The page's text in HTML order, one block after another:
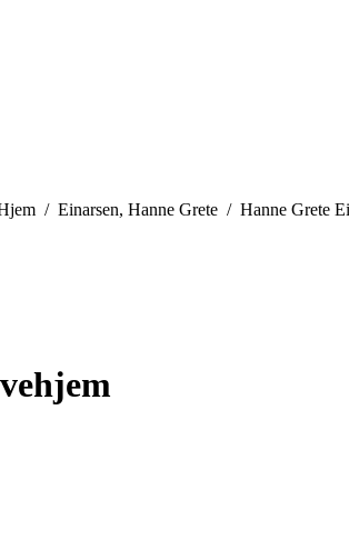
are here:Einarsen, Hanne Grete Hanne Grete